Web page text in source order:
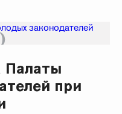
Палаты
при